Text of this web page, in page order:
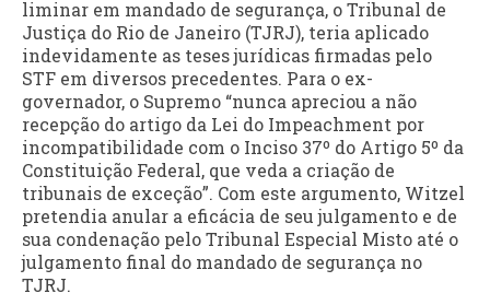
liminar em mandado de segurança, o Tribunal de
Justiça do Rio de Janeiro (TJRJ), teria aplicado
indevidamente as teses jurídicas firmadas pelo
STF em diversos precedentes. Para o ex-
governador, o Supremo “nunca apreciou a não
recepção do artigo da Lei do Impeachment por
incompatibilidade com o Inciso 37º do Artigo 5º da
Constituição Federal, que veda a criação de
tribunais de exceção”. Com este argumento, Witzel
pretendia anular a eficácia de seu julgamento e de
sua condenação pelo Tribunal Especial Misto até o
julgamento final do mandado de segurança no
TJRJ.